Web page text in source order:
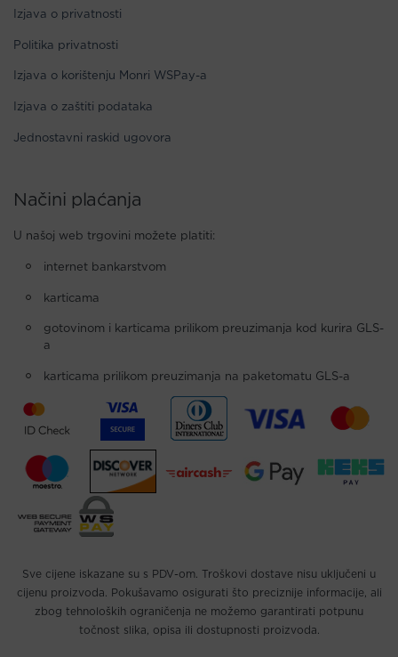
Izjava o privatnosti
Politika privatnosti
Izjava o korištenju Monri WSPay-a
Izjava o zaštiti podataka
Jednostavni raskid ugovora
Načini plaćanja
U našoj web trgovini možete platiti:
internet bankarstvom
karticama
gotovinom i karticama prilikom preuzimanja kod kurira GLS-
a
karticama prilikom preuzimanja na paketomatu GLS-a
Sve cijene iskazane su s PDV-om. Troškovi dostave nisu uključeni u
cijenu proizvoda. Pokušavamo osigurati što preciznije informacije, ali
zbog tehnoloških ograničenja ne možemo garantirati potpunu
točnost slika, opisa ili dostupnosti proizvoda.